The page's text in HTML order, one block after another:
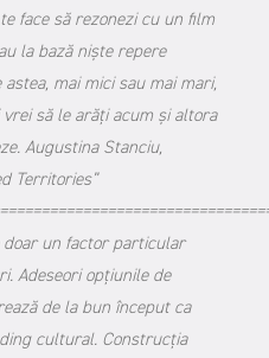
face să rezonezi cu un film
la bază nişte repere
mai mici sau mai mari,
să le arăţi acum şi altora
Augustina Stanciu,
Territories”
un factor particular
Adeseori opțiunile de
de la bun început ca
cultural. Construcția